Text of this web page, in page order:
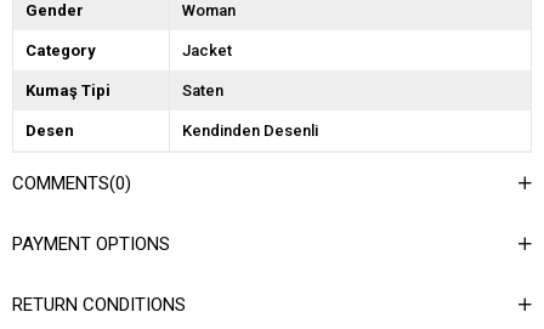
Gender Woman
Category Jacket
Kumaş Tipi Saten
Desen Kendinden Desenli
Dokuma Tipi
Materyal
COMMENTS(0)
PAYMENT OPTIONS
RETURN CONDITIONS